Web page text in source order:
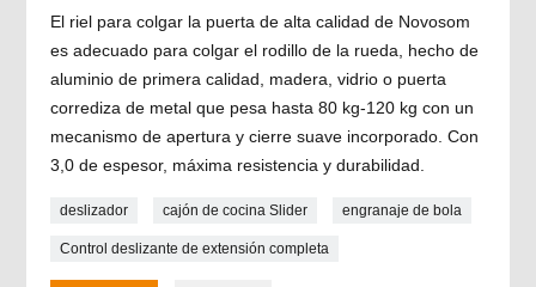
El riel para colgar la puerta de alta calidad de Novosom
es adecuado para colgar el rodillo de la rueda, hecho de
aluminio de primera calidad, madera, vidrio o puerta
corrediza de metal que pesa hasta 80 kg-120 kg con un
mecanismo de apertura y cierre suave incorporado. Con
3,0 de espesor, máxima resistencia y durabilidad.
deslizador cajón de cocina Slider engranaje de bola
Control deslizante de extensión completa